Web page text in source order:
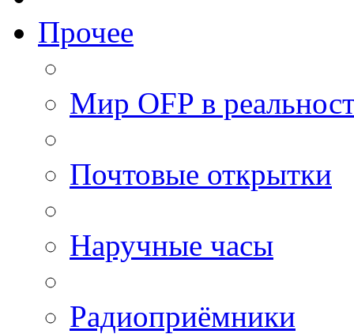
Прочее
Мир OFP в
Почтовые открытки
Наручные часы
Радиоприёмники